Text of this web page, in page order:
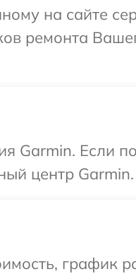
на сайте
ремонта
Garmin. Если
центр Garmin.
график